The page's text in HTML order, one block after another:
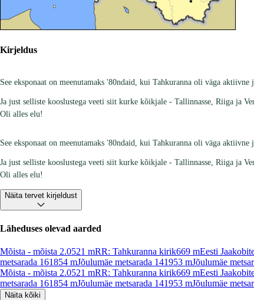
Kirjeldus
See eksponaat on meenutamaks '80ndaid, kui Tahkuranna oli väga
Ja just selliste kooslustega veeti siit kurke kõikjale - Tallinnasse, Riiga ja
Oli alles elu!
See eksponaat on meenutamaks '80ndaid, kui Tahkuranna oli väga
Ja just selliste kooslustega veeti siit kurke kõikjale - Tallinnasse, Riiga ja
Oli alles elu!
Näita tervet kirjeldust
Läheduses olevad aarded
Mõista - mõista 2.0521 mRR: Tahkuranna kirik669 mEesti
metsarada 161854 mJõulumäe metsarada 141953 mJõulumäe
Mõista - mõista 2.0521 mRR: Tahkuranna kirik669 mEesti
metsarada 161854 mJõulumäe metsarada 141953 mJõulumäe
Näita kõiki